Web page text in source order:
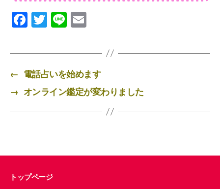
F
a
c
e
b
o
o
T
wi
tt
er
Li
n
e ail
← 電話占いを始めます
→ オンライン鑑定が変わりました
トップページ